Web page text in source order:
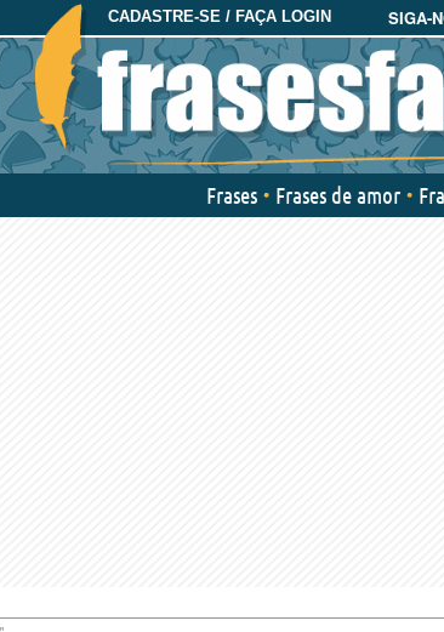
SIGA-
CADASTRE-SE / FAÇA LOGIN
Frases Frases de amor